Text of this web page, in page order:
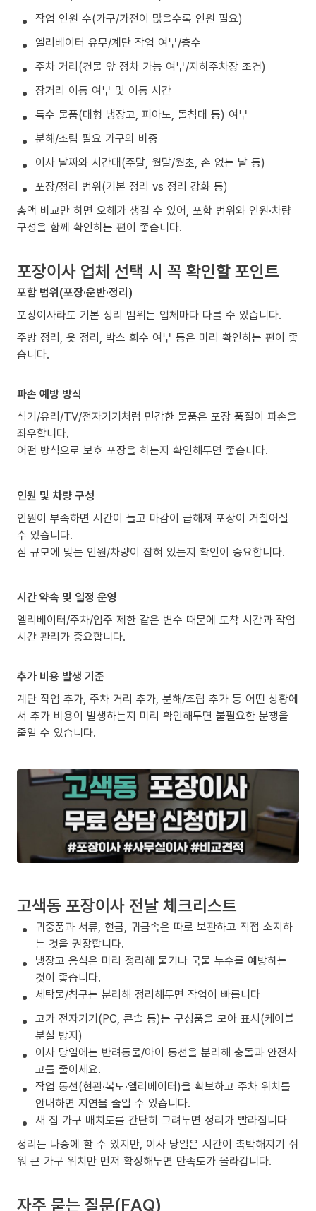
작업 인원 수(가구/가전이 많을수록 인원 필요)
엘리베이터 유무/계단 작업 여부/층수
주차 거리(건물 앞 정차 가능 여부/지하주차장 조건)
장거리 이동 여부 및 이동 시간
특수 물품(대형 냉장고, 피아노, 돌침대 등) 여부
분해/조립 필요 가구의 비중
이사 날짜와 시간대(주말, 월말/월초, 손 없는 날 등)
포장/정리 범위(기본 정리 vs 정리 강화 등)
총액 비교만 하면 오해가 생길 수 있어, 포함 범위와 인원·차량
구성을 함께 확인하는 편이 좋습니다.
포장이사 업체 선택 시 꼭 확인할 포인트
포함 범위(포장·운반·정리)
포장이사라도 기본 정리 범위는 업체마다 다를 수 있습니다.
주방 정리, 옷 정리, 박스 회수 여부 등은 미리 확인하는 편이 좋
습니다.
파손 예방 방식
식기/유리/TV/전자기기처럼 민감한 물품은 포장 품질이 파손을
좌우합니다.
어떤 방식으로 보호 포장을 하는지 확인해두면 좋습니다.
인원 및 차량 구성
인원이 부족하면 시간이 늘고 마감이 급해져 포장이 거칠어질
수 있습니다.
짐 규모에 맞는 인원/차량이 잡혀 있는지 확인이 중요합니다.
시간 약속 및 일정 운영
엘리베이터/주차/입주 제한 같은 변수 때문에 도착 시간과 작업
시간 관리가 중요합니다.
추가 비용 발생 기준
계단 작업 추가, 주차 거리 추가, 분해/조립 추가 등 어떤 상황에
서 추가 비용이 발생하는지 미리 확인해두면 불필요한 분쟁을
줄일 수 있습니다.
고색동 포장이사 전날 체크리스트
귀중품과 서류, 현금, 귀금속은 따로 보관하고 직접 소지하
는 것을 권장합니다.
냉장고 음식은 미리 정리해 물기나 국물 누수를 예방하는
것이 좋습니다.
세탁물/침구는 분리해 정리해두면 작업이 빠릅니다
고가 전자기기(PC, 콘솔 등)는 구성품을 모아 표시(케이블
분실 방지)
이사 당일에는 반려동물/아이 동선을 분리해 충돌과 안전사
고를 줄이세요.
작업 동선(현관·복도·엘리베이터)을 확보하고 주차 위치를
안내하면 지연을 줄일 수 있습니다.
새 집 가구 배치도를 간단히 그려두면 정리가 빨라집니다
정리는 나중에 할 수 있지만, 이사 당일은 시간이 촉박해지기 쉬
워 큰 가구 위치만 먼저 확정해두면 만족도가 올라갑니다.
자주 묻는 질문(FAQ)